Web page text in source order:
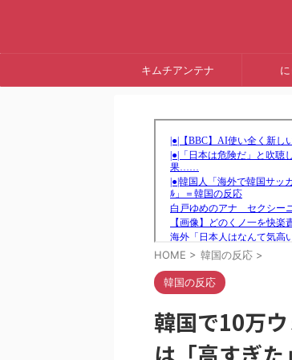
キムチアンテナ
HOME > 韓国の反応 >
韓国の反応
韓国で10万